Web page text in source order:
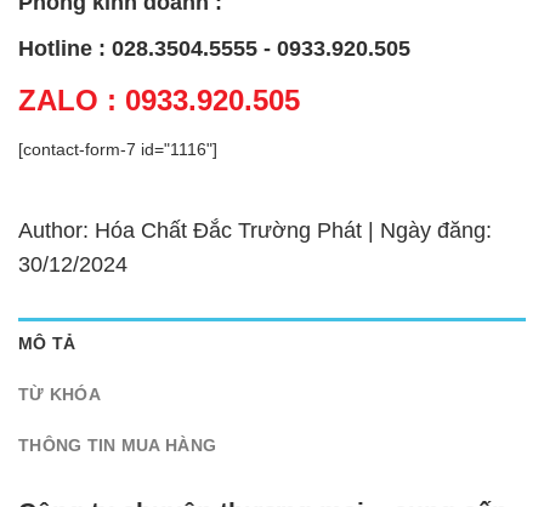
Hotline : 028.3504.5555 - 0933.920.505
ZALO : 0933.920.505
[contact-form-7 id="1116"]
Author: Hóa Chất Đắc Trường Phát | Ngày đăng:
30/12/2024
MÔ TẢ
TỪ KHÓA
THÔNG TIN MUA HÀNG